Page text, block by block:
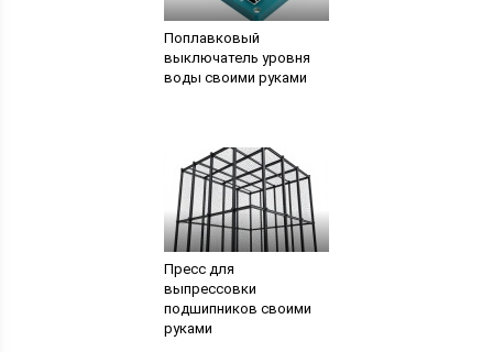
Поплавковый
выключатель уровня
воды своими руками
Пресс для
выпрессовки
подшипников своими
руками